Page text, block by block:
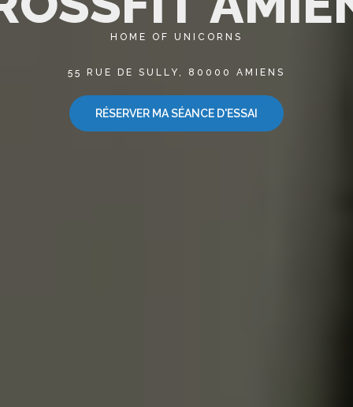
55 RUE DE SULLY, 80000 AMIENS
HOME OF UNICORNS
RÉSERVER MA SÉANCE D'ESSAI